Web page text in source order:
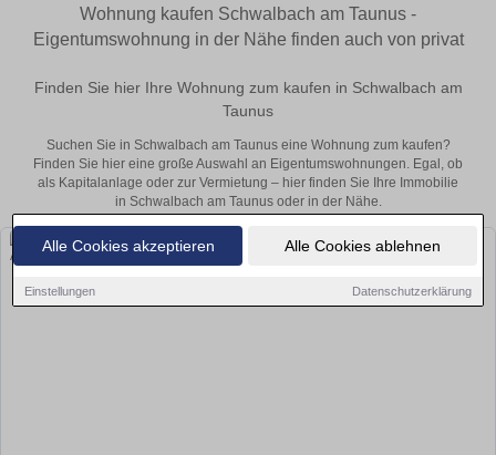
Alle Cookies akzeptieren Alle Cookies ablehnen
Einstellungen Datenschutzerklärung
Wohnung kaufen Schwalbach am Taunus -
Eigentumswohnung in der Nähe finden auch von privat
Finden Sie hier Ihre Wohnung zum kaufen in Schwalbach am
Taunus
Suchen Sie in Schwalbach am Taunus eine Wohnung zum kaufen?
Finden Sie hier eine große Auswahl an Eigentumswohnungen. Egal, ob
als Kapitalanlage oder zur Vermietung – hier finden Sie Ihre Immobilie
in Schwalbach am Taunus oder in der Nähe.